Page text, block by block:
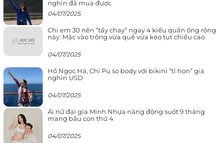
nghìn đã mua được
04/07/2025
Chị em 30 nên “tẩy chay” ngay 4 kiểu quần ống rộng
này: Mặc vào trông vừa quê vừa kéo tụt chiều cao
04/07/2025
Hồ Ngọc Hà, Chi Pu so body với bikini “tí hon” giá
nghìn USD
04/07/2025
Ái nữ đại gia Minh Nhựa năng động suốt 9 tháng
mang bầu con thứ 4
04/07/2025